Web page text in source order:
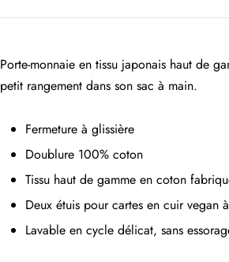
Porte-monnaie en tissu japonais haut de
petit rangement dans son sac à main.
Fermeture à glissière
Doublure 100% coton
Tissu haut de gamme en coton
Deux étuis pour cartes en cuir vegan
Lavable en cycle délicat, sans